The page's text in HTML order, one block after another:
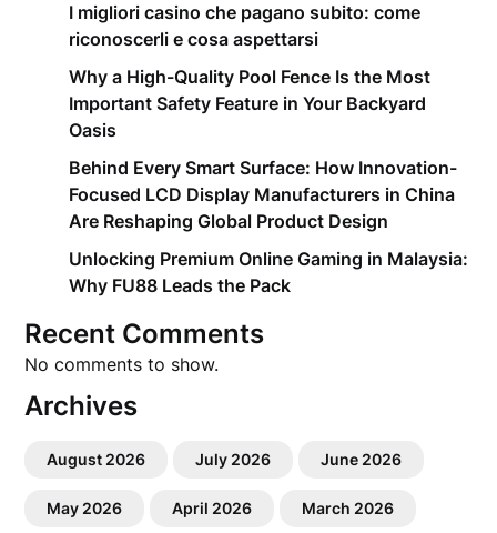
I migliori casino che pagano subito: come
riconoscerli e cosa aspettarsi
Why a High-Quality Pool Fence Is the Most
Important Safety Feature in Your Backyard
Oasis
Behind Every Smart Surface: How Innovation-
Focused LCD Display Manufacturers in China
Are Reshaping Global Product Design
Unlocking Premium Online Gaming in Malaysia:
Why FU88 Leads the Pack
Recent Comments
No comments to show.
Archives
August 2026 July 2026 June 2026
May 2026 April 2026 March 2026